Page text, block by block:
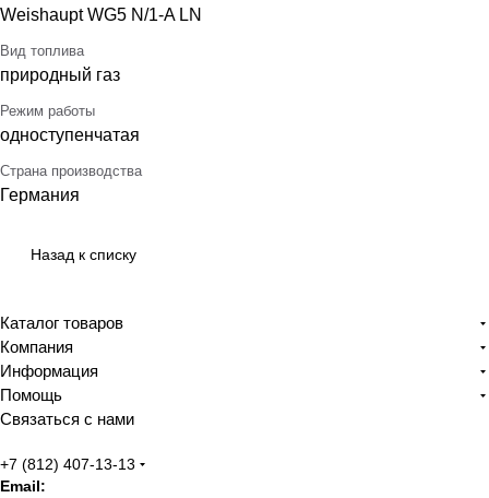
Weishaupt WG5 N/1-A LN
Вид топлива
природный газ
Режим работы
одноступенчатая
Страна производства
Германия
Назад к списку
Каталог товаров
Компания
Информация
Помощь
Связаться с нами
+7 (812) 407-13-13
Email: